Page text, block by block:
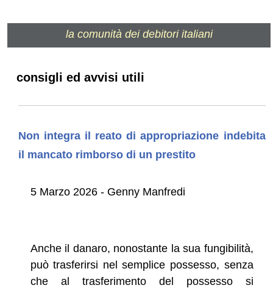
la comunità dei debitori italiani
consigli ed avvisi utili
Non integra il reato di appropriazione indebita
il mancato rimborso di un prestito
5 Marzo 2026 - Genny Manfredi
Anche il danaro, nonostante la sua fungibilità,
può trasferirsi nel semplice possesso, senza
che al trasferimento del possesso si